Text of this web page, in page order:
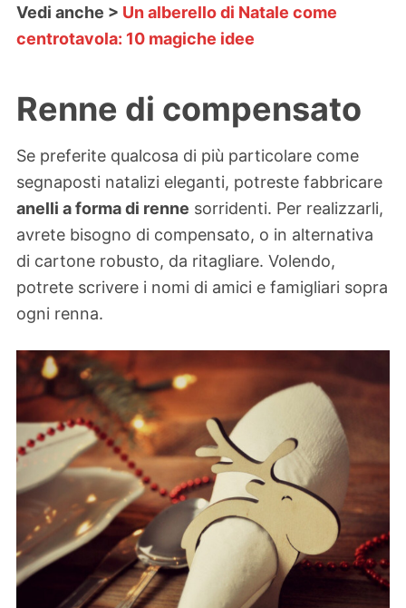
Vedi anche > Un alberello di Natale come
centrotavola: 10 magiche idee
Renne di compensato
Se preferite qualcosa di più particolare come
segnaposti natalizi eleganti, potreste fabbricare
anelli a forma di renne sorridenti. Per realizzarli,
avrete bisogno di compensato, o in alternativa
di cartone robusto, da ritagliare. Volendo,
potrete scrivere i nomi di amici e famigliari sopra
ogni renna.